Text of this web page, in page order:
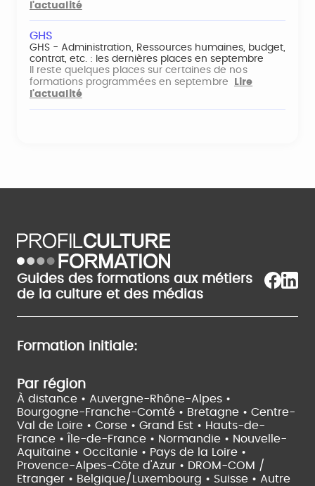
l'actualité
GHS
GHS - Administration, Ressources humaines, budget,
contrat, etc. : les dernières places en septembre
Il reste quelques places sur certaines de nos
formations programmées en septembre
Lire
l'actualité
Guides des formations aux métiers
de la culture et des médias
Formation initiale:
Par région
À distance • Auvergne-Rhône-Alpes •
Bourgogne-Franche-Comté • Bretagne • Centre-
Val de Loire • Corse • Grand Est • Hauts-de-
France •
Île-de-France • Normandie • Nouvelle-
Aquitaine • Occitanie • Pays de la Loire •
Provence-Alpes-Côte d'Azur • DROM-COM /
Etranger • Belgique/Luxembourg • Suisse • Autre